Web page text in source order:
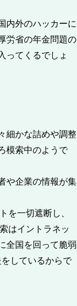
内外のハッカーに
労省の年金問題の
ってくるでしょ
細かな詰めや調整
模索中のようで
や企業の情報が集
を一切遮断し、
はイントラネッ
全国を回って脆弱
しているからで